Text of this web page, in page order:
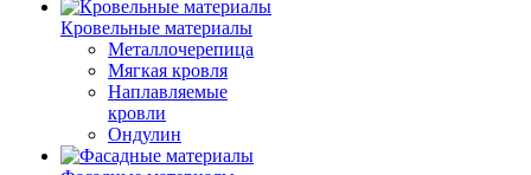
Кровельные материалы
Металлочерепица
Мягкая кровля
Наплавляемые
кровли
Ондулин